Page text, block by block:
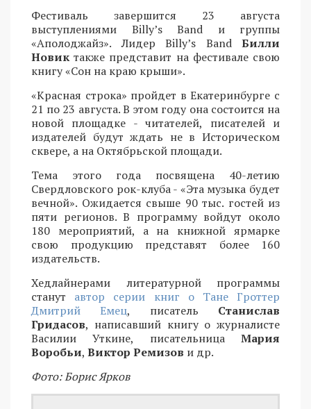
Фестиваль завершится 23 августа
выступлениями Billy’s Band и группы
«Аполоджайз». Лидер Billy’s Band Билли
Новик также представит на фестивале свою
книгу «Сон на краю крыши».
«Красная строка» пройдет в Екатеринбурге с
21 по 23 августа. В этом году она состоится на
новой площадке - читателей, писателей и
издателей будут ждать не в Историческом
сквере, а на Октябрьской площади.
Тема этого года посвящена 40-летию
Свердловского рок-клуба - «Эта музыка будет
вечной». Ожидается свыше 90 тыс. гостей из
пяти регионов. В программу войдут около
180 мероприятий, а на книжной ярмарке
свою продукцию представят более 160
издательств.
Хедлайнерами литературной программы
станут автор серии книг о Тане Гроттер
Дмитрий Емец, писатель Станислав
Гридасов, написавший книгу о журналисте
Василии Уткине, писательница Мария
Воробьи, Виктор Ремизов и др.
Фото: Борис Ярков